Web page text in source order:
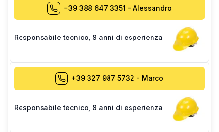
+39 388 647 3351 - Alessandro
Responsabile tecnico 8 anni di esperienza
+39 327 987 5732 - Marco
Responsabile tecnico 8 anni di esperienza